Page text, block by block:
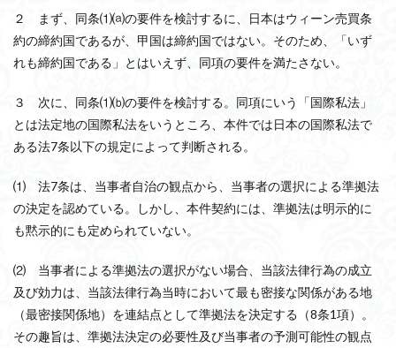
２ まず、同条⑴⒜の要件を検討するに、日本はウィーン売買条
約の締約国であるが、甲国は締約国ではない。そのため、「いず
れも締約国である」とはいえず、同項の要件を満たさない。
３ 次に、同条⑴⒝の要件を検討する。同項にいう「国際私法」
とは法定地の国際私法をいうところ、本件では日本の国際私法で
ある法7条以下の規定によって判断される。
⑴ 法7条は、当事者自治の観点から、当事者の選択による準拠法
の決定を認めている。しかし、本件契約には、準拠法は明示的に
も黙示的にも定められていない。
⑵ 当事者による準拠法の選択がない場合、当該法律行為の成立
及び効力は、当該法律行為当時において最も密接な関係がある地
（最密接関係地）を連結点として準拠法を決定する（8条1項）。
その趣旨は、準拠法決定の必要性及び当事者の予測可能性の観点